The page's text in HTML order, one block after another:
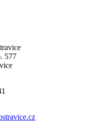
577